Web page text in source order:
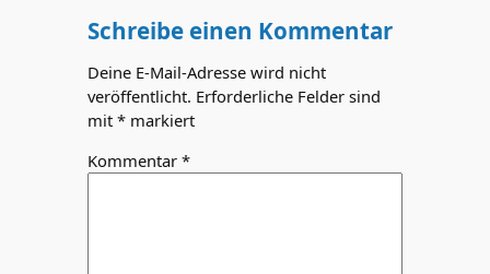
Schreibe einen Kommentar
Deine E-Mail-Adresse wird nicht
veröffentlicht. Erforderliche Felder sind
mit *markiert
Kommentar *